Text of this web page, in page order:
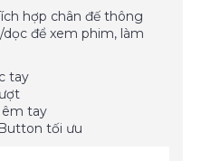
hợp chân đế thông
để xem phim, làm
tay
tay
tối ưu